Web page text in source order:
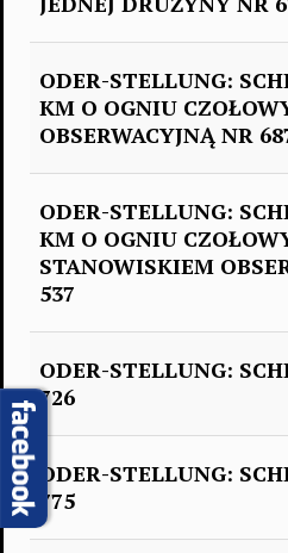
ODER-STELLUNG:
KM O OGNIU
OBSERWACYJNĄ NR
ODER-STELLUNG:
KM O OGNIU
STANOWISKIEM
537
ODER-STELLUNG:
726
ODER-STELLUNG:
775